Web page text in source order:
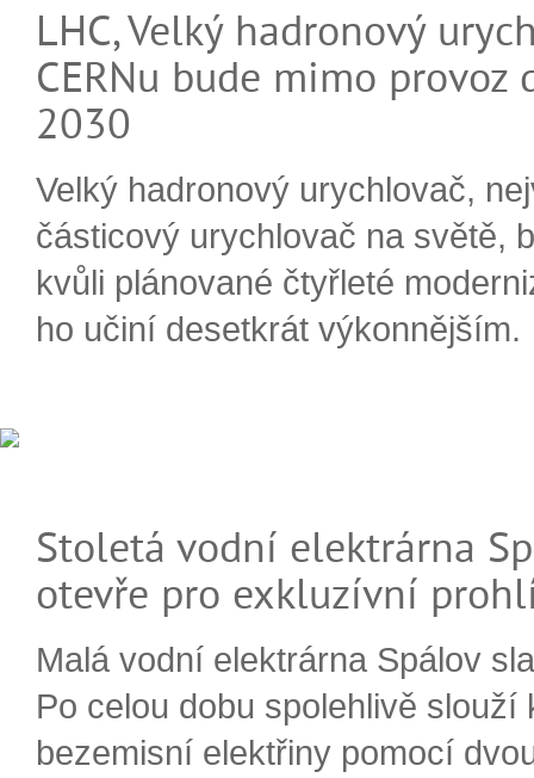
LHC, Velký hadronový
CERNu bude mimo provoz
2030
Velký hadronový urychlovač,
částicový urychlovač na světě,
kvůli plánované čtyřleté
ho učiní desetkrát výkonnějším.
Stoletá vodní elektrárna
otevře pro exkluzívní
Malá vodní elektrárna Spálov
Po celou dobu spolehlivě slouží
bezemisní elektřiny pomocí